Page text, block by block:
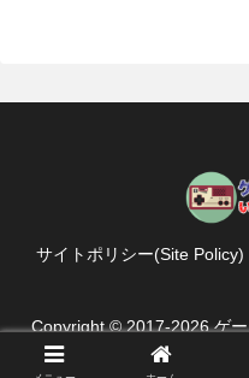
サイトポリシー(Site Policy)
Copyright © 2017-2026 ゲ